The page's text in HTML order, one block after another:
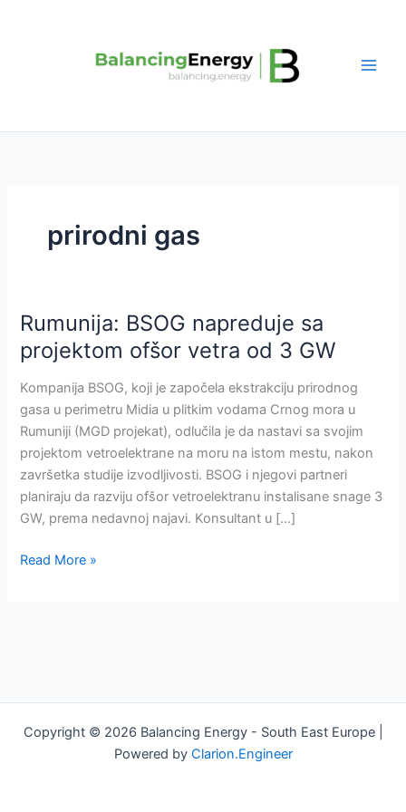
prirodni gas
Rumunija: BSOG napreduje sa
projektom ofšor vetra od 3 GW
Kompanija BSOG, koji je započela ekstrakciju prirodnog
gasa u perimetru Midia u plitkim vodama Crnog mora u
Rumuniji (MGD projekat), odlučila je da nastavi sa svojim
projektom vetroelektrane na moru na istom mestu, nakon
završetka studije izvodljivosti. BSOG i njegovi partneri
planiraju da razviju ofšor vetroelektranu instalisane snage 3
GW, prema nedavnoj najavi. Konsultant u […]
Rumunija:
BSOG
napreduje
sa
projektom
ofšor
vetra
od
3
GW
Read More »
Copyright © 2026 Balancing Energy - South East Europe |
Powered by Clarion.Engineer